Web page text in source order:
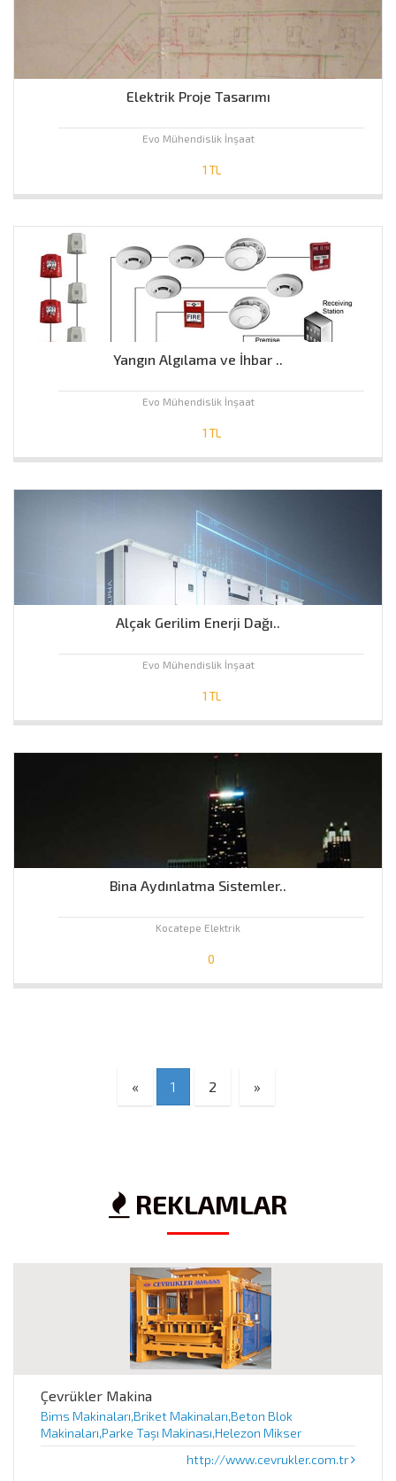
Elektrik Proje Tasarımı
Evo Mühendislik İnşaat
1 TL
Yangın Algılama ve İhbar ..
Evo Mühendislik İnşaat
1 TL
Alçak Gerilim Enerji Dağı..
Evo Mühendislik İnşaat
1 TL
Bina Aydınlatma Sistemler..
Kocatepe Elektrik
0
«Önceki1 2 »Sonraki
REKLAMLAR
Çevrükler Makina
Bims Makinaları,Briket Makinaları,Beton Blok
Makinaları,Parke Taşı Makinası,Helezon Mikser
http://www.cevrukler.com.tr